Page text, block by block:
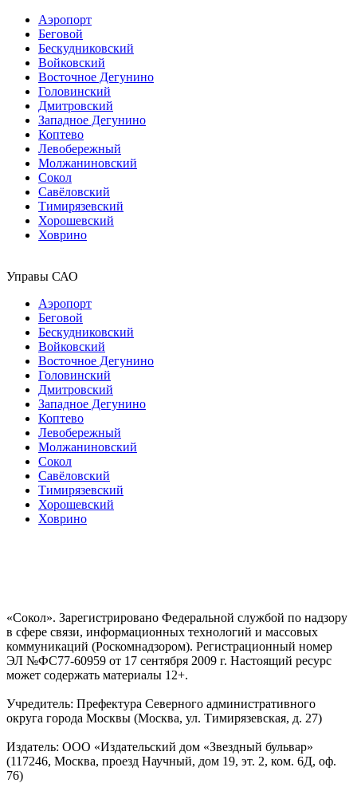
Аэропорт
Беговой
Бескудниковский
Войковский
Восточное Дегунино
Головинский
Дмитровский
Западное Дегунино
Коптево
Левобережный
Молжаниновский
Сокол
Савёловский
Тимирязевский
Хорошевский
Ховрино
Управы САО
Аэропорт
Беговой
Бескудниковский
Войковский
Восточное Дегунино
Головинский
Дмитровский
Западное Дегунино
Коптево
Левобережный
Молжаниновский
Сокол
Савёловский
Тимирязевский
Хорошевский
Ховрино
«Сокол». Зарегистрировано Федеральной службой по надзору
в сфере связи, информационных технологий и массовых
коммуникаций (Роскомнадзором). Регистрационный номер
ЭЛ №ФС77-60959 от 17 сентября 2009 г. Настоящий ресурс
может содержать материалы 12+.
Учредитель: Префектура Северного административного
округа города Москвы (Москва, ул. Тимирязевская, д. 27)
Издатель: ООО «Издательский дом «Звездный бульвар»
(117246, Москва, проезд Научный, дом 19, эт. 2, ком. 6Д, оф.
76)